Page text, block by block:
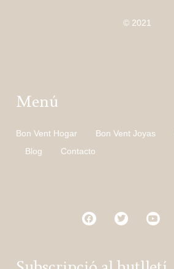
© 2021
Menú
Bon Vent Hogar Bon Vent Joyas
Blog
Contacto